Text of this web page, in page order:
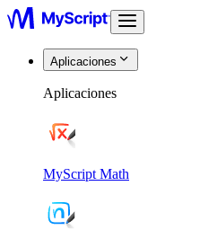
Aplicaciones
Aplicaciones
MyScript Math